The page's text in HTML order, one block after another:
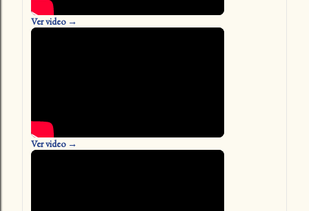
Ver video →
Ver video →